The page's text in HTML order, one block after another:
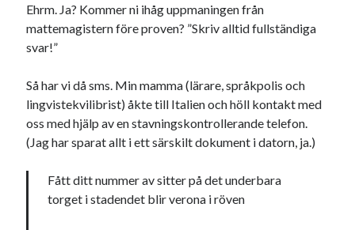
Swish: 070-8885542
Ehrm. Ja? Kommer ni ihåg uppmaningen från
mattemagistern före proven? ”Skriv alltid fullständiga
svar!”
Så har vi då sms. Min mamma (lärare, språkpolis och
lingvistekvilibrist) åkte till Italien och höll kontakt med
oss med hjälp av en stavningskontrollerande telefon.
(Jag har sparat allt i ett särskilt dokument i datorn, ja.)
Fått ditt nummer av sitter på det underbara
torget i stadendet blir verona i röven